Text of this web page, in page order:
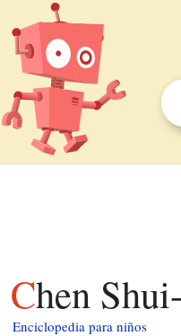
Chen
Enciclopedia para niños